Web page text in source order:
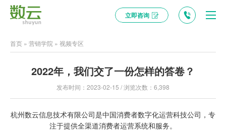
立即咨询
首页 » 营销学院 » 视频专区
2022年，我们交了一份怎样的答卷？
发布时间：2023-02-15 / 浏览次数：6,398
杭州数云信息技术有限公司是中国消费者数字化运营科技公司，专
注于提供全渠道消费者运营系统和服务。